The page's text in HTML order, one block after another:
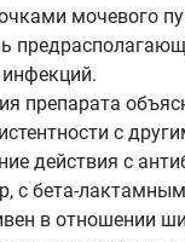
мочевого
препарата
с
действия с
с бета-
в отношении